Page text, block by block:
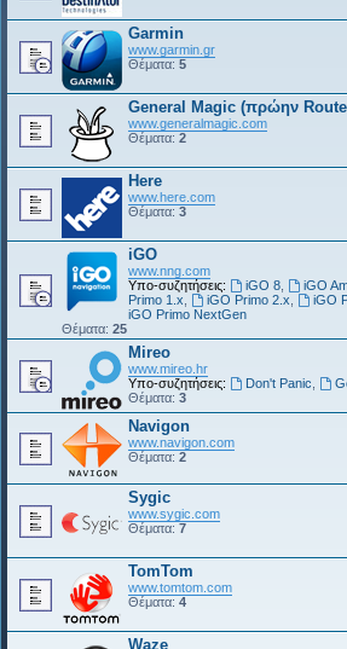
Garmin
www.garmin.gr
Θέματα: 5
General Magic (πρώην
www.generalmagic.com
Θέματα: 2
Here
www.here.com
Θέματα: 3
iGO
www.nng.com
Υπο-συζητήσεις:
iGO 8, iGO
Primo 1.x
iGO Primo 2.x iGO
iGO Primo NextGen
Θέματα: 25
Mireo
www.mireo.hr
Υπο-συζητήσεις:
Don't Panic
Θέματα: 3
Navigon
www.navigon.com
Θέματα: 2
Sygic
www.sygic.com
Θέματα: 7
TomTom
www.tomtom.com
Θέματα: 4
Waze